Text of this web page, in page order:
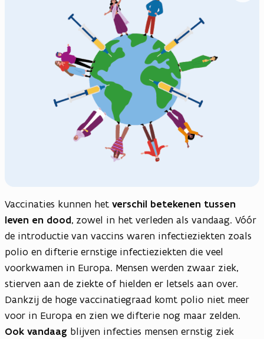
Vaccinaties kunnen het verschil betekenen tussen
leven en dood, zowel in het verleden als vandaag. Vóór
de introductie van vaccins waren infectieziekten zoals
polio en difterie ernstige infectieziekten die veel
voorkwamen in Europa. Mensen werden zwaar ziek,
stierven aan de ziekte of hielden er letsels aan over.
Dankzij de hoge vaccinatiegraad komt polio niet meer
voor in Europa en zien we difterie nog maar zelden.
Ook vandaag blijven infecties mensen ernstig ziek